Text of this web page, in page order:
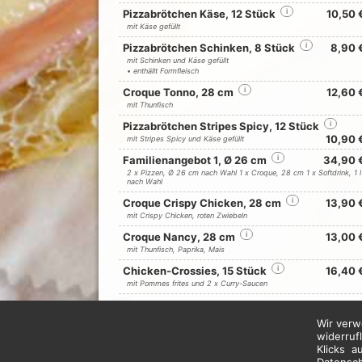
Pizzabrötchen Käse, 12 Stück i 10,50
mit Käse gefüllt
Pizzabrötchen Schinken, 8 Stück i 8,90
mit Schinken und Käse gefüllt
• enthällt Formfleisch
Croque Tonno, 28 cm i 12,60
mit Thunfisch
Pizzabrötchen Stripes Spicy, 12 Stück i
10,90
mit Stripes Spicy und Käse gefüllt
Familienangebot 1, Ø 26 cm i 34,90
2 x Pizzen, Ø 26 cm nach Wahl 1 x Croque, 28 cm 1 x Softdrink, 1 l
nach Wahl
Croque Crispy Chicken, 28 cm i 13,90
mit Crispy Chicken, roten Zwiebeln
Croque Nancy, 28 cm i 13,00
mit Thunfisch, Paprika, Mais
Chicken-Crossies, 15 Stück i 16,40
mit Pommes frites und 2 x Curry-Saucen
Wir
Klicks